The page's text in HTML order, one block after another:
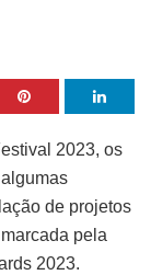
2023, os
de projetos
pela
2023.